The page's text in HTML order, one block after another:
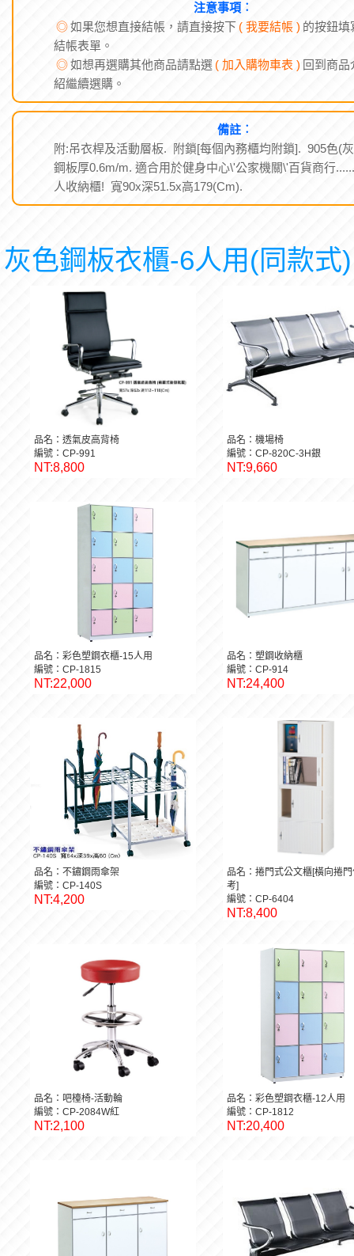
注意事項︰
◎如果您想直接結帳，請直接按下 ( 我要結帳 ) 的按鈕填
結帳表單。
◎如想再選購其他商品請點選 ( 加入購物車表 ) 回到商品
紹繼續選購。
備註︰
附:吊衣桿及活動層板. 附鎖[每個內務櫃均附鎖]. 905色(
鋼板厚0.6m/m. 適合用於健身中心\'公家機關\'百貨商行
人收納櫃! 寬90x深51.5x高179(Cm).
灰色鋼板衣櫃-6人用(同款式)
品名：透氣皮高背椅
編號：CP-991
NT:8,800
品名：機場椅
編號：CP-820C-3H銀
NT:9,660
品名：彩色塑鋼衣櫃-15人用
編號：CP-1815
NT:22,000
品名：塑鋼收納櫃
編號：CP-914
NT:24,400
品名：不鏽鋼雨傘架
編號：CP-140S
NT:4,200
品名：捲門式公文櫃[橫向捲
考]
編號：CP-6404
NT:8,400
品名：吧檯椅-活動輪
編號：CP-2084W紅
NT:2,100
品名：彩色塑鋼衣櫃-12人用
編號：CP-1812
NT:20,400